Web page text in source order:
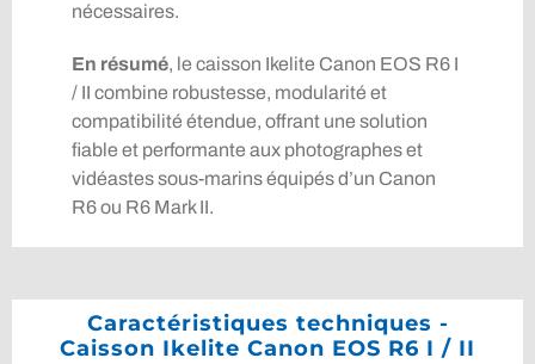
nécessaires.
En résumé, le caisson Ikelite Canon EOS R6 I
/ II combine robustesse, modularité et
compatibilité étendue, offrant une solution
fiable et performante aux photographes et
vidéastes sous-marins équipés d’un Canon
R6 ou R6 Mark II.
Caractéristiques techniques -
Caisson Ikelite Canon EOS R6 I / II